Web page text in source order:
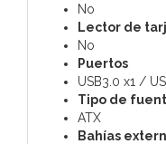
No
Lector de
No
Puertos
USB3.0 x1 /
Tipo de
ATX
Bahías